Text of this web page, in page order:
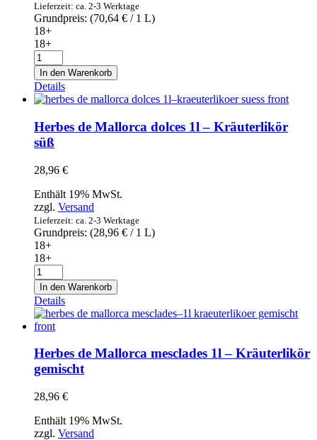
Lieferzeit: ca. 2-3 Werktage
Grundpreis: (70,64 € / 1 L)
18+
18+
Gran
Duque
D
Alba
Solera
Gran
Reserva
-
de
0,7l
Menge
In den Warenkorb
Details
Herbes de Mallorca dolces 1l – Kräuterlikör
süß
28,96 €
Enthält 19% MwSt.
zzgl. Versand
Lieferzeit: ca. 2-3 Werktage
Grundpreis: (28,96 € / 1 L)
18+
18+
Herbes
de
Mallorca
dolces
1l
–
Kräuterlikör
süß
Menge
In den Warenkorb
Details
Herbes de Mallorca mesclades 1l – Kräuterlikör
gemischt
28,96 €
Enthält 19% MwSt.
zzgl. Versand